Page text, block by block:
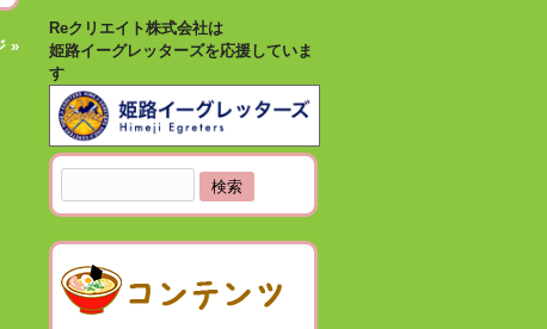
»
Reクリエイト株式会社は
姫路イーグレッターズを応援していま
す
索: